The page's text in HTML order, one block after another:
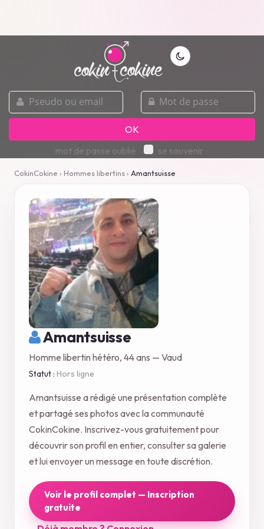
pseudo
ou
email
mot
de
passe
OK
mot de passe oublié
se souvenir
CokinCokine › Hommes libertins› Amantsuisse
Amantsuisse
Homme libertin hétéro, 44 ans — Vaud
Statut : Hors ligne
Amantsuisse a rédigé une présentation complète
et partagé ses photos avec la communauté
CokinCokine. Inscrivez-vous gratuitement pour
découvrir son profil en entier, consulter sa galerie
et lui envoyer un message en toute discrétion.
Voir le profil complet — Inscription
gratuite